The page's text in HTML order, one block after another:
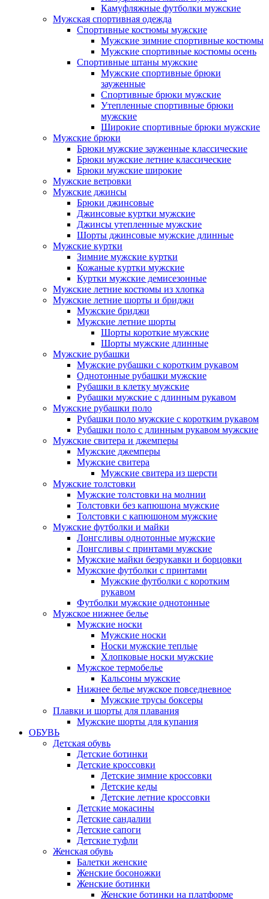
Камуфляжные футболки мужские
Мужская спортивная одежда
Спортивные костюмы мужские
Мужские зимние спортивные костюмы
Мужские спортивные костюмы осень
Спортивные штаны мужские
Мужские спортивные брюки
зауженные
Спортивные брюки мужские
Утепленные спортивные брюки
мужские
Широкие спортивные брюки мужские
Мужские брюки
Брюки мужские зауженные классические
Брюки мужские летние классические
Брюки мужские широкие
Мужские ветровки
Мужские джинсы
Брюки джинсовые
Джинсовые куртки мужские
Джинсы утепленные мужские
Шорты джинсовые мужские длинные
Мужские куртки
Зимние мужские куртки
Кожаные куртки мужские
Куртки мужские демисезонные
Мужские летние костюмы из хлопка
Мужские летние шорты и бриджи
Мужские бриджи
Мужские летние шорты
Шорты короткие мужские
Шорты мужские длинные
Мужские рубашки
Мужские рубашки с коротким рукавом
Однотонные рубашки мужские
Рубашки в клетку мужские
Рубашки мужские с длинным рукавом
Мужские рубашки поло
Рубашки поло мужские с коротким рукавом
Рубашки поло с длинным рукавом мужские
Мужские свитера и джемперы
Мужские джемперы
Мужские свитера
Мужские свитера из шерсти
Мужские толстовки
Мужские толстовки на молнии
Толстовки без капюшона мужские
Толстовки с капюшоном мужские
Мужские футболки и майки
Лонгсливы однотонные мужские
Лонгсливы с принтами мужские
Мужские майки безрукавки и борцовки
Мужские футболки с принтами
Мужские футболки с коротким
рукавом
Футболки мужские однотонные
Мужское нижнее белье
Мужские носки
Мужские носки
Носки мужские теплые
Хлопковые носки мужские
Мужское термобелье
Кальсоны мужские
Нижнее белье мужское повседневное
Мужские трусы боксеры
Плавки и шорты для плавания
Мужские шорты для купания
ОБУВЬ
Детская обувь
Детские ботинки
Детские кроссовки
Детские зимние кроссовки
Детские кеды
Детские летние кроссовки
Детские мокасины
Детские сандалии
Детские сапоги
Детские туфли
Женская обувь
Балетки женские
Женские босоножки
Женские ботинки
Женские ботинки на платформе